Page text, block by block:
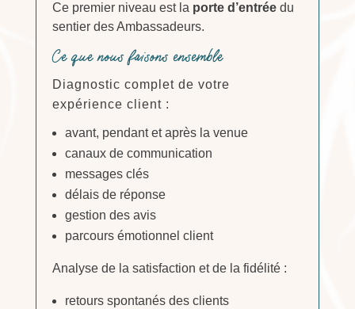
Ce premier niveau est la porte d’entréedu
sentier des Ambassadeurs.
Ce que nous faisons ensemble
Diagnostic complet de votre
expérience client :
avant, pendant et après la venue
canaux de communication
messages clés
délais de réponse
gestion des avis
parcours émotionnel client
Analyse de la satisfaction et de la fidélité :
retours spontanés des clients